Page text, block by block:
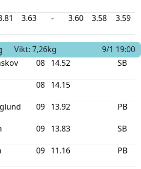
3.63 - 3.60 3.58 3.59
Vikt: 7,26kg
9/1 19:00
08 14.52 SB
08 14.15
09 13.92 PB
09 13.83 SB
09 11.16 PB